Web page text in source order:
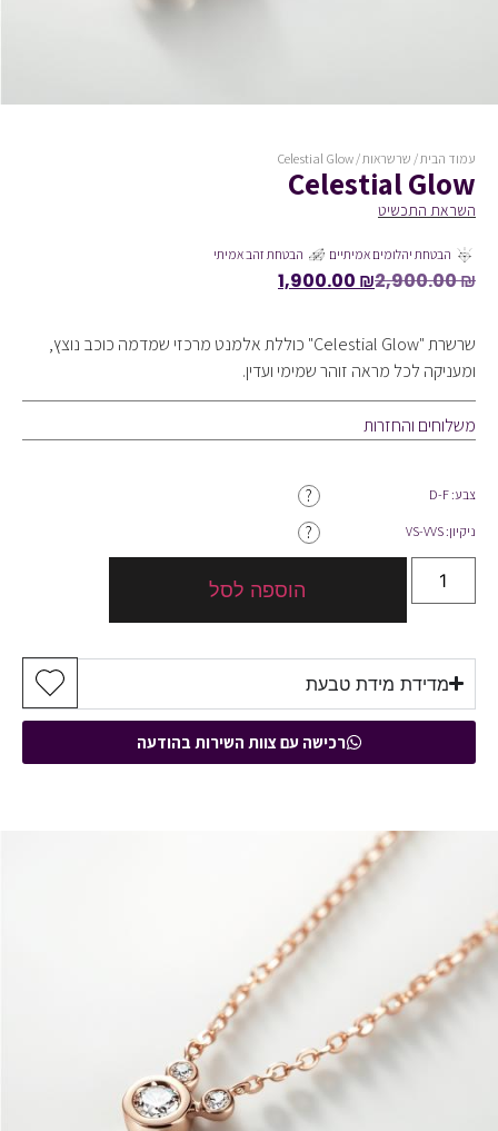
עמוד הבית / שרשראות / Celestial Glow
Celestial Glow
השראת התכשיט
הבטחת יהלומים אמיתיים הבטחת זהב אמיתי
2,900.00₪
1,900.00 ₪
שרשרת "Celestial Glow" כוללת אלמנט מרכזי שמדמה כוכב נוצץ,
ומעניקה לכל מראה זוהר שמימי ועדין.
משלוחים והחזרות
צבע: D-F ?
ניקיון: VS-VVS ?
הוספה לסל
מדידת מידת טבעת
רכישה עם צוות השירות בהודעה